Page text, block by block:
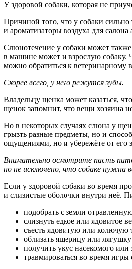
У здоровой собаки, которая не
Причиной того, что у собаки
и ароматизаторы воздуха для салона
Слюнотечение у собаки может
в машине может и взрослую собаку.
можно обратиться к ветеринарному
Скорее всего, у него режутся зубы.
Владельцу щенка может казаться,
щенок запомнит, что вещи хозяина
Но в некоторых случаях слюна у
грызть разные предметы, но и
ощущениями, но и убережёте от его
Внимательно осмотрите пасть
но не исключено, что собаке нужна
Если у здоровой собаки во время
и слизистые оболочки внутри неё.
подобрать с земли
слизнуть едкое или ядовитое
съесть ядовитую или колючую
облизать ящерицу или
получить укус насекомого или
травмироваться во время